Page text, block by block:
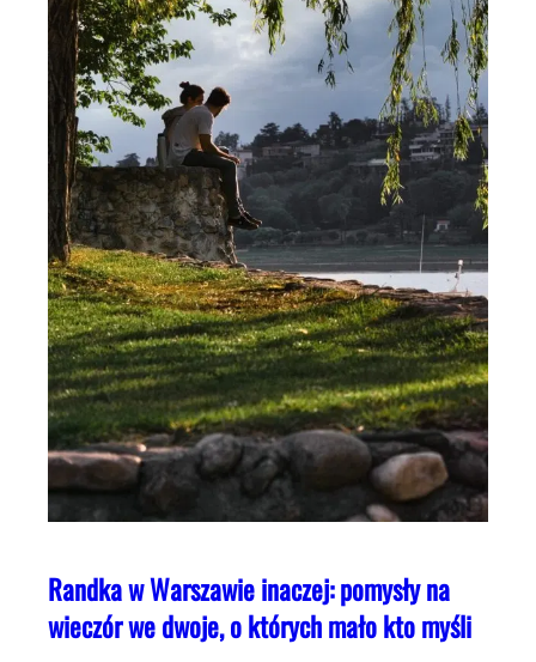
Randka w Warszawie inaczej: pomysły na
wieczór we dwoje, o których mało kto myśli